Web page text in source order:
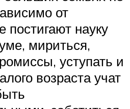
от
постигают науку
мириться,
уступать и
возраста учат